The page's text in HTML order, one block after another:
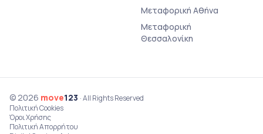
Μεταφορική Αθήνα
Μεταφορική
Θεσσαλονίκη
© 2026 move123 · All Rights Reserved
Πολιτική Cookies
Όροι Χρήσης
Πολιτική Απορρήτου